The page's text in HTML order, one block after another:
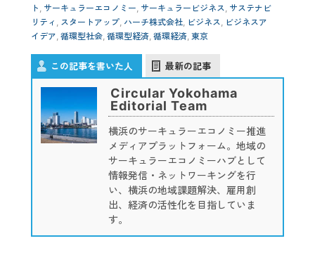
ト サーキュラーエコノミー サーキュラービジネス サステナビ
リティ
スタートアップ ハーチ株式会社 ビジネス ビジネスア
イデア 循環型社会 循環型経済 循環経済 東京
この記事を書いた人 最新の記事
Circular Yokohama
Editorial Team
横浜のサーキュラーエコノミー推進
メディアプラットフォーム。地域の
サーキュラーエコノミーハブとして
情報発信・ネットワーキングを行
い、横浜の地域課題解決、雇用創
出、経済の活性化を目指していま
す。